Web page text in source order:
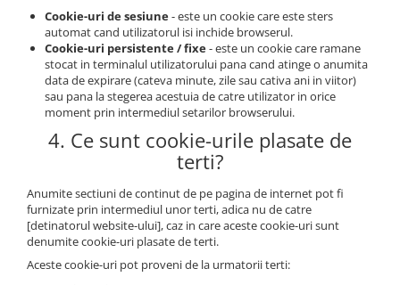
Cookie-uri de sesiune- este un cookie care este sters
automat cand utilizatorul isi inchide browserul.
Cookie-uri persistente / fixe- este un cookie care ramane
stocat in terminalul utilizatorului pana cand atinge o anumita
data de expirare (cateva minute, zile sau cativa ani in viitor)
sau pana la stegerea acestuia de catre utilizator in orice
moment prin intermediul setarilor browserului.
4. Ce sunt cookie-urile plasate de
terti?
Anumite sectiuni de continut de pe pagina de internet pot fi
furnizate prin intermediul unor terti, adica nu de catre
[detinatorul website-ului], caz in care aceste cookie-uri sunt
denumite cookie-uri plasate de terti.
Aceste cookie-uri pot proveni de la urmatorii terti: